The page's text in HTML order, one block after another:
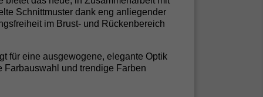
Schnittmuster dank eng anliegender
im Brust- und Rückenbereich
für eine ausgewogene, elegante Optik
Farbauswahl und trendige Farben